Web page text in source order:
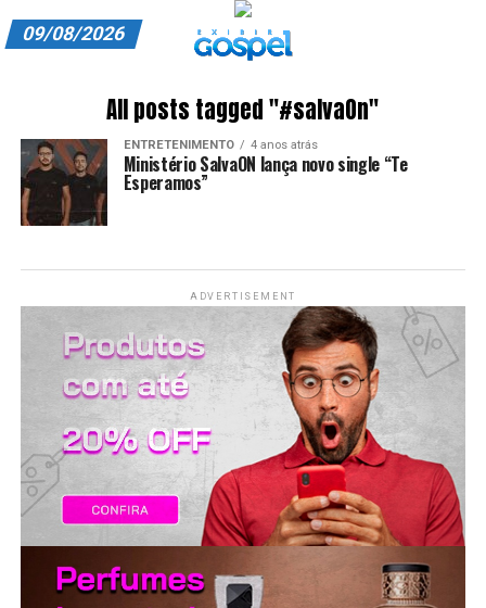
ASSINE
CARRINHO
EDITORIAL
EXPEDIENTE
FINALIZAR COMPRA
HOME
LANÇAMENTOS
09/08/2026
All posts tagged "#salvaOn"
ENTRETENIMENTO 4 anos atrás
Ministério SalvaON lança novo single “Te
Esperamos”
ADVERTISEMENT